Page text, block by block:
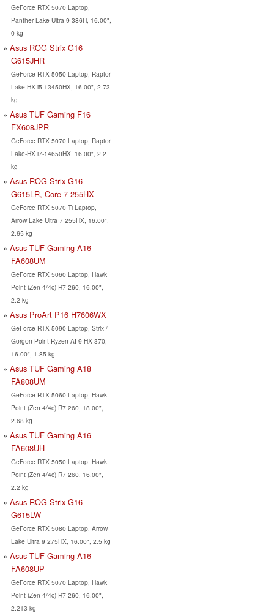
GeForce RTX 5070 Laptop,
Panther Lake Ultra 9 386H, 16.00",
0 kg
Asus ROG Strix G16
G615JHR
GeForce RTX 5050 Laptop, Raptor
Lake-HX i5-13450HX, 16.00", 2.73
kg
Asus TUF Gaming F16
FX608JPR
GeForce RTX 5070 Laptop, Raptor
Lake-HX i7-14650HX, 16.00", 2.2
kg
Asus ROG Strix G16
G615LR, Core 7 255HX
GeForce RTX 5070 Ti Laptop,
Arrow Lake Ultra 7 255HX, 16.00",
2.65 kg
Asus TUF Gaming A16
FA608UM
GeForce RTX 5060 Laptop, Hawk
Point (Zen 4/4c) R7 260, 16.00",
2.2 kg
Asus ProArt P16 H7606WX
GeForce RTX 5090 Laptop, Strix /
Gorgon Point Ryzen AI 9 HX 370,
16.00", 1.85 kg
Asus TUF Gaming A18
FA808UM
GeForce RTX 5060 Laptop, Hawk
Point (Zen 4/4c) R7 260, 18.00",
2.68 kg
Asus TUF Gaming A16
FA608UH
GeForce RTX 5050 Laptop, Hawk
Point (Zen 4/4c) R7 260, 16.00",
2.2 kg
Asus ROG Strix G16
G615LW
GeForce RTX 5080 Laptop, Arrow
Lake Ultra 9 275HX, 16.00", 2.5 kg
Asus TUF Gaming A16
FA608UP
GeForce RTX 5070 Laptop, Hawk
Point (Zen 4/4c) R7 260, 16.00",
2.213 kg